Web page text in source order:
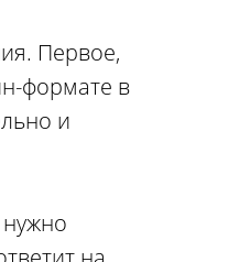
Первое,
формате в
и